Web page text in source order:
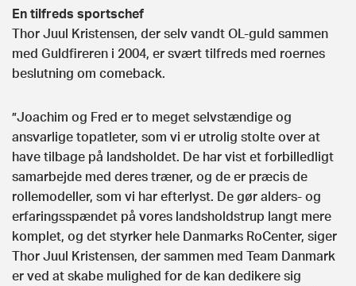
En tilfreds sportschef
Thor Juul Kristensen, der selv vandt OL-guld sammen
med Guldfireren i 2004, er svært tilfreds med roernes
beslutning om comeback.
”Joachim og Fred er to meget selvstændige og
ansvarlige topatleter, som vi er utrolig stolte over at
have tilbage på landsholdet. De har vist et forbilledligt
samarbejde med deres træner, og de er præcis de
rollemodeller, som vi har efterlyst. De gør alders- og
erfaringsspændet på vores landsholdstrup langt mere
komplet, og det styrker hele Danmarks RoCenter, siger
Thor Juul Kristensen, der sammen med Team Danmark
er ved at skabe mulighed for de kan dedikere sig